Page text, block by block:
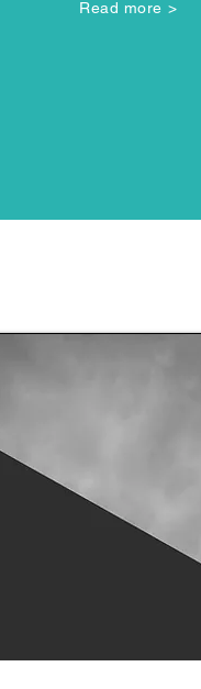
Read more >